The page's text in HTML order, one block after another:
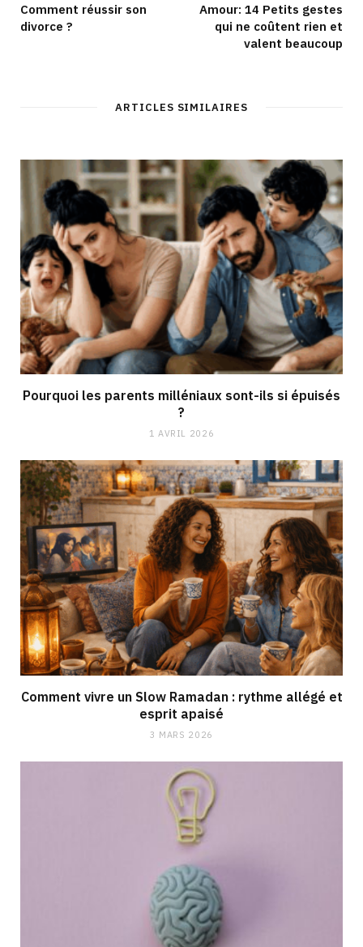
Comment réussir son
divorce ?
Amour: 14 Petits gestes
qui ne coûtent rien et
valent beaucoup
ARTICLES SIMILAIRES
Pourquoi les parents milléniaux sont-ils si épuisés
?
1 AVRIL 2026
Comment vivre un Slow Ramadan : rythme allégé et
esprit apaisé
3 MARS 2026